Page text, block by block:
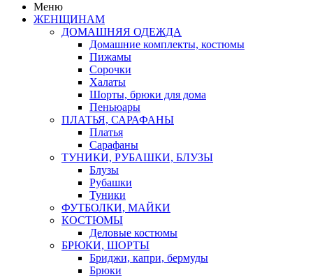
Меню
ЖЕНЩИНАМ
ДОМАШНЯЯ ОДЕЖДА
Домашние комплекты, костюмы
Пижамы
Сорочки
Халаты
Шорты, брюки для дома
Пеньюары
ПЛАТЬЯ, САРАФАНЫ
Платья
Сарафаны
ТУНИКИ, РУБАШКИ, БЛУЗЫ
Блузы
Рубашки
Туники
ФУТБОЛКИ, МАЙКИ
КОСТЮМЫ
Деловые костюмы
БРЮКИ, ШОРТЫ
Бриджи, капри, бермуды
Брюки